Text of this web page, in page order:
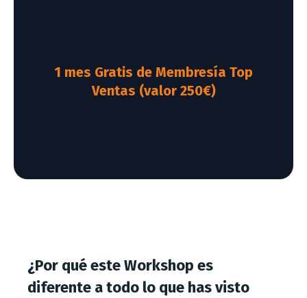
1 mes Gratis de Membresía Top
Ventas (valor 250€)
¿Por qué este Workshop es
diferente a todo lo que has visto